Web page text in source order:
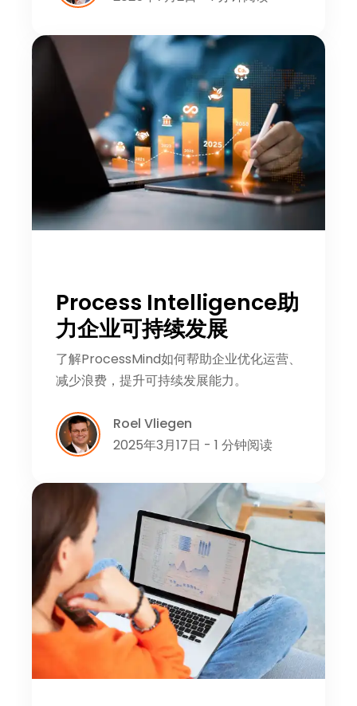
Process Intelligence助
力企业可持续发展
了解ProcessMind如何帮助企业优化运营、
减少浪费，提升可持续发展能力。
Roel Vliegen
2025年3月17日 - 1 分钟阅读